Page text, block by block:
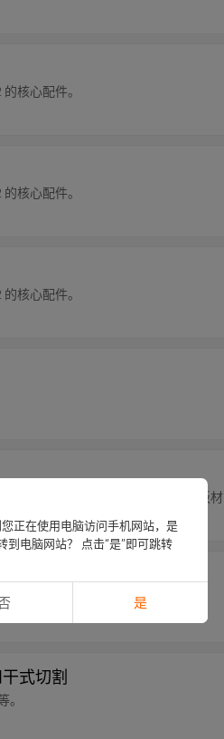
核心配件。
核心配件。
核心配件。
瓷砖细陶器，最大能切割 25 毫米板材
和干式切割
式切割
正在使用电脑访问手机网站，是
到电脑网站？ 点击“是”即可跳转
是